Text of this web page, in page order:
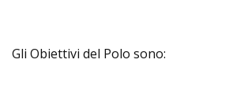
Gli Obiettivi del Polo sono: